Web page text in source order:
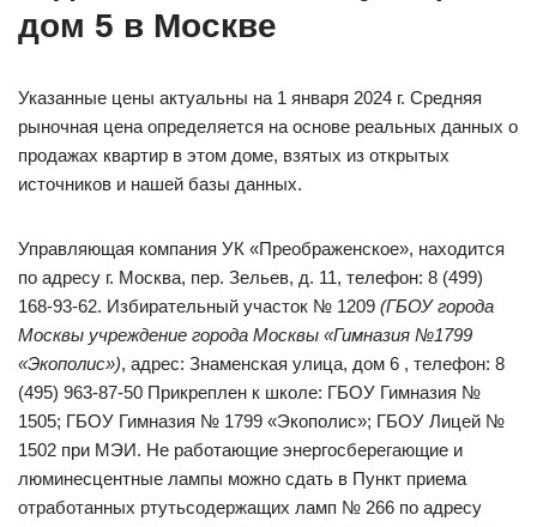
дом 5 в Москве
Указанные цены актуальны на 1 января 2024 г. Средняя
рыночная цена определяется на основе реальных данных о
продажах квартир в этом доме, взятых из открытых
источников и нашей базы данных.
Управляющая компания УК «Преображенское», находится
по адресу г. Москва, пер. Зельев, д. 11, телефон: 8 (499)
168-93-62. Избирательный участок № 1209 (ГБОУ города
Москвы учреждение города Москвы «Гимназия №1799
«Экополис»), адрес: Знаменская улица, дом 6 , телефон: 8
(495) 963-87-50 Прикреплен к школе: ГБОУ Гимназия №
1505; ГБОУ Гимназия № 1799 «Экополис»; ГБОУ Лицей №
1502 при МЭИ. Не работающие энергосберегающие и
люминесцентные лампы можно сдать в Пункт приема
отработанных ртутьсодержащих ламп № 266 по адресу